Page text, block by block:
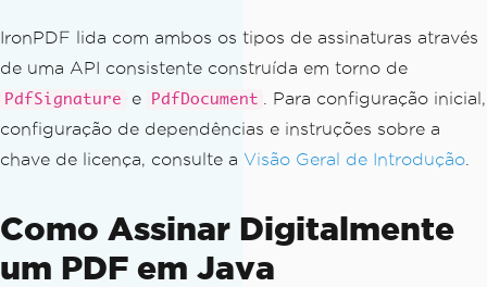
f" ));
}
IronPDF lida com ambos os tipos de assinaturas através
de uma API consistente construída em torno de
PdfSignature e PdfDocument
. Para configuração inicial,
configuração de dependências e instruções sobre a
chave de licença, consulte a Visão Geral de Introdução
Como Assinar Digitalmente
um PDF em Java